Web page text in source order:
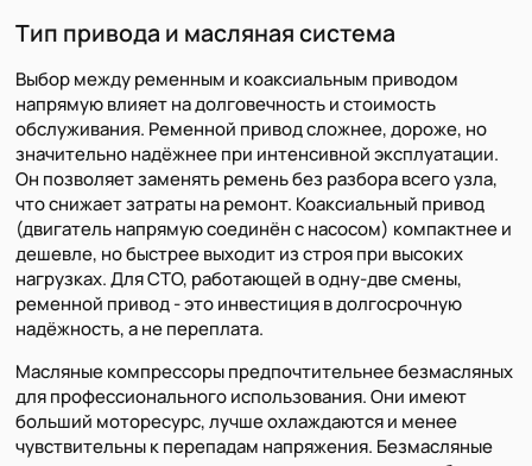
Тип привода и масляная система
Выбор между ременным и коаксиальным приводом
напрямую влияет на долговечность и стоимость
обслуживания. Ременной привод сложнее, дороже, но
значительно надёжнее при интенсивной эксплуатации.
Он позволяет заменять ремень без разбора всего узла,
что снижает затраты на ремонт. Коаксиальный привод
(двигатель напрямую соединён с насосом) компактнее и
дешевле, но быстрее выходит из строя при высоких
нагрузках. Для СТО, работающей в одну-две смены,
ременной привод - это инвестиция в долгосрочную
надёжность, а не переплата.
Масляные компрессоры предпочтительнее безмасляных
для профессионального использования. Они имеют
больший моторесурс, лучше охлаждаются и менее
чувствительны к перепадам напряжения. Безмасляные